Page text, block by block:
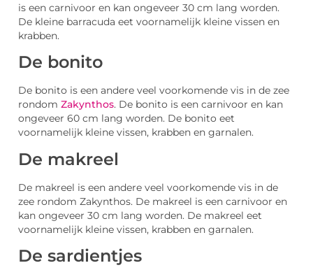
is een carnivoor en kan ongeveer 30 cm lang worden.
De kleine barracuda eet voornamelijk kleine vissen en
krabben.
De bonito
De bonito is een andere veel voorkomende vis in de zee
rondom Zakynthos. De bonito is een carnivoor en kan
ongeveer 60 cm lang worden. De bonito eet
voornamelijk kleine vissen, krabben en garnalen.
De makreel
De makreel is een andere veel voorkomende vis in de
zee rondom Zakynthos. De makreel is een carnivoor en
kan ongeveer 30 cm lang worden. De makreel eet
voornamelijk kleine vissen, krabben en garnalen.
De sardientjes